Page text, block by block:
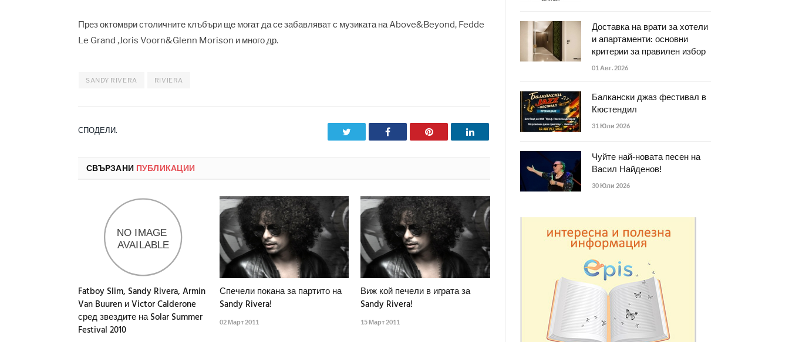
През октомври столичните клъбъри ще могат да се забавляват с музиката на Above&Beyond, Fedde
Le Grand ,Joris Voorn&Glenn Morison и много др.
SANDY RIVERA RIVIERA
СПОДЕЛИ. Facebook Pinterest LinkedIn
СВЪРЗАНИ ПУБЛИКАЦИИ
Fatboy Slim, Sandy Rivera, Armin
Van Buuren и Victor Calderone
сред звездите на Solar Summer
Festival 2010
Спечели покана за партито на
Sandy Rivera!
02 Март 2011
Виж кой печели в играта за
Sandy Rivera!
15 Март 2011
Доставка на врати за хотели
и апартаменти: основни
критерии за правилен избор
01 Авг. 2026
Балкански джаз фестивал в
Кюстендил
31 Юли 2026
Чуйте най-новата песен на
Васил Найденов!
30 Юли 2026